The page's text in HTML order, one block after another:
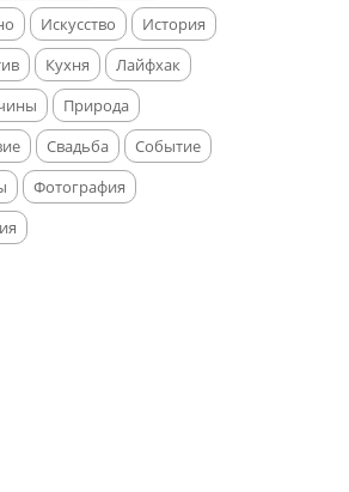
Искусство
История
Кухня
Лайфхак
Природа
Свадьба
Событие
Фотография